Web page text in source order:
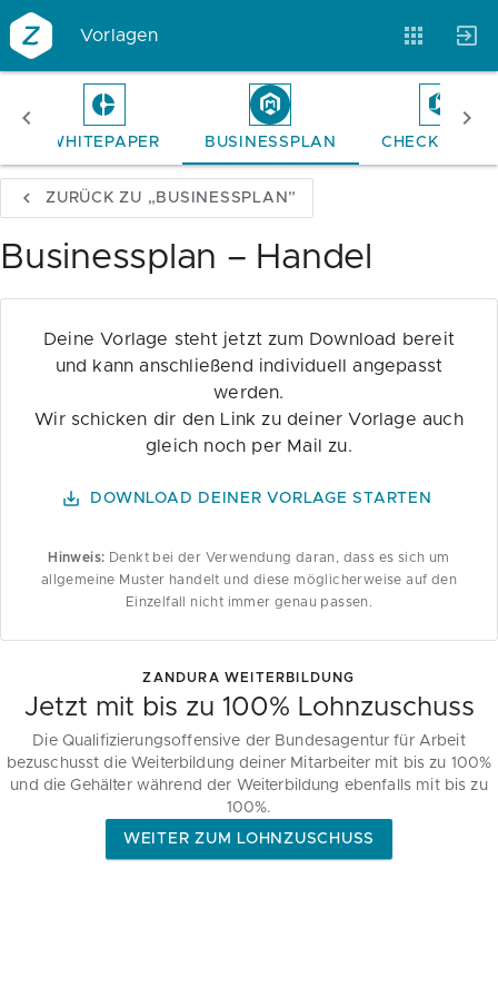
Vorlagen
Vorlagen Neukunden Unternehmen
Club
WHITEPAPER BUSINESSPLAN CHECKLISTEN
ZURÜCK ZU „BUSINESSPLAN”
Businessplan – Handel
Deine Vorlage steht jetzt zum Download bereit
und kann anschließend individuell angepasst
werden.
Wir schicken dir den Link zu deiner Vorlage auch
gleich noch per Mail zu.
DOWNLOAD DEINER VORLAGE STARTEN
Hinweis: Denkt bei der Verwendung daran, dass es sich um
allgemeine Muster handelt und diese möglicherweise auf den
Einzelfall nicht immer genau passen.
ZANDURA WEITERBILDUNG
Jetzt mit bis zu 100% Lohnzuschuss
Die Qualifizierungsoffensive der Bundesagentur für Arbeit
bezuschusst die Weiterbildung deiner Mitarbeiter mit bis zu 100%
und die Gehälter während der Weiterbildung ebenfalls mit bis zu
100%.
WEITER ZUM LOHNZUSCHUSS